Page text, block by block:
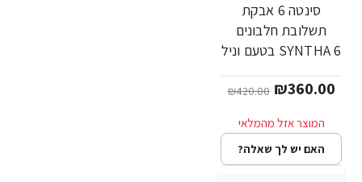
סינטה 6 אבקת
תשלובת חלבונים
SYNTHA 6 בטעם וניל
מבית BSN
₪360.00
₪420.00
האם יש לך שאלה?